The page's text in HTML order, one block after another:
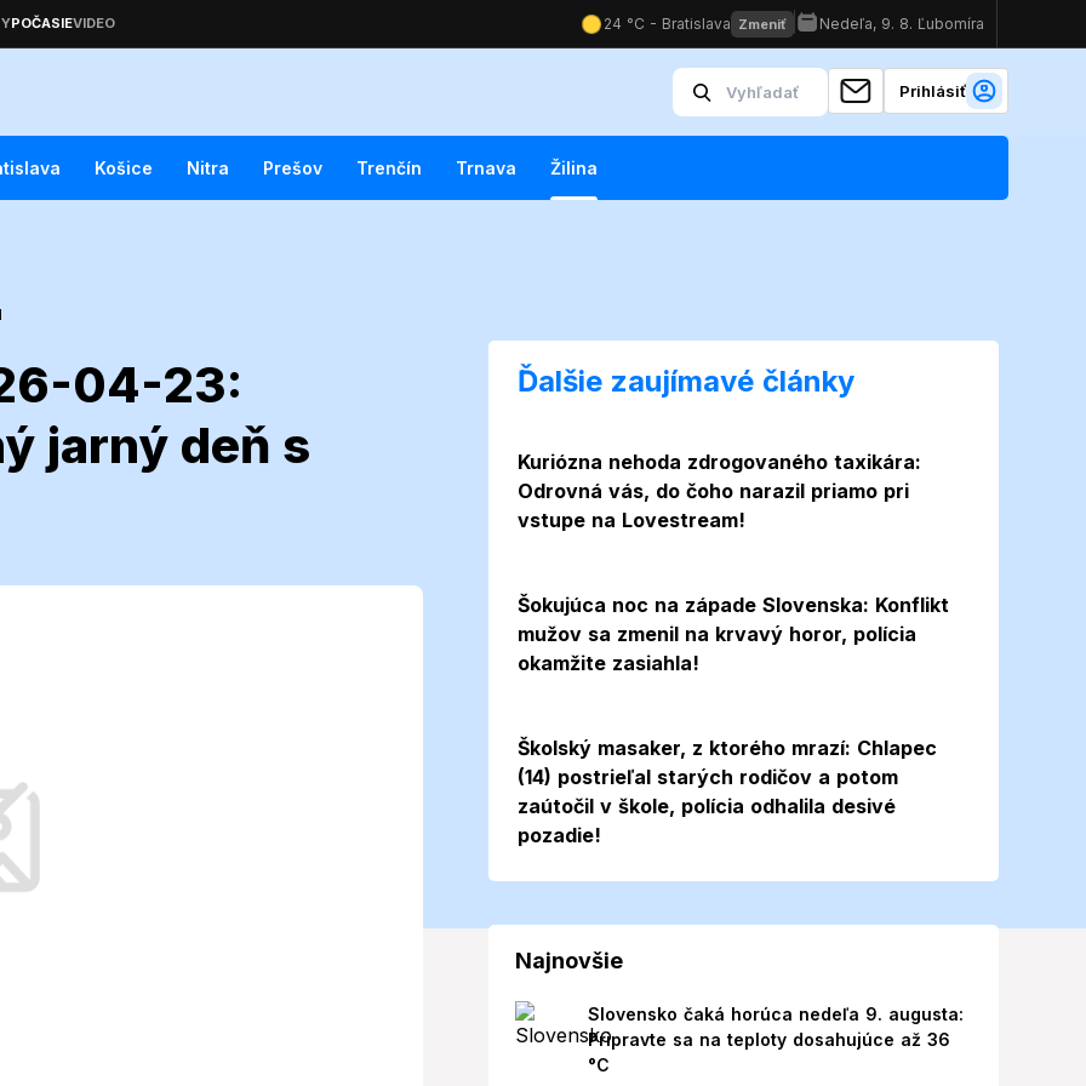
Prihlásiť
Košice Nitra Prešov Trenčín Trnava Žilina
04-23:
jarný deň s
2026-04-
príjemný
stabilné jarné počasie, avšak
dátum vie byť aj plný teplotných
Ďalšie zaujímavé články
Kuriózna nehoda zdrogovaného taxikára:
Odrovná vás, do čoho narazil priamo pri
vstupe na Lovestream!
Šokujúca noc na západe Slovenska: Konflikt
mužov sa zmenil na krvavý horor, polícia
okamžite zasiahla!
Foto
Školský masaker, z ktorého mrazí: Chlapec
(14) postrieľal starých rodičov a potom
zaútočil v škole, polícia odhalila desivé
pozadie!
Najnovšie
Slovensko čaká horúca nedeľa 9. augusta:
Pripravte sa na teploty dosahujúce až 36
°C